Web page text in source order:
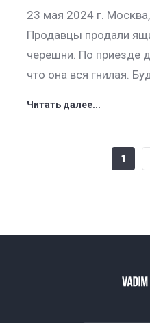
23 мая 2024 г.
Продавцы продали
черешни. По приезде
что она вся гнилая.
Читать далее...
1